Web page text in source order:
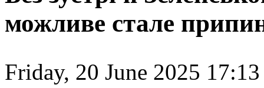
можливе стале
Friday, 20 June 2025